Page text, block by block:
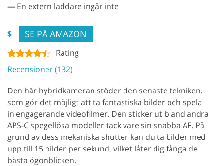
— En extern laddare ingår inte
$ SE PÅ AMAZON
Rating
Recensioner (132)
Den här hybridkameran stöder den senaste tekniken,
som gör det möjligt att ta fantastiska bilder och spela
in engagerande videofilmer. Den sticker ut bland andra
APS-C spegellösa modeller tack vare sin snabba AF. På
grund av dess mekaniska shutter kan du ta bilder med
upp till 15 bilder per sekund, vilket låter dig fånga de
bästa ögonblicken.